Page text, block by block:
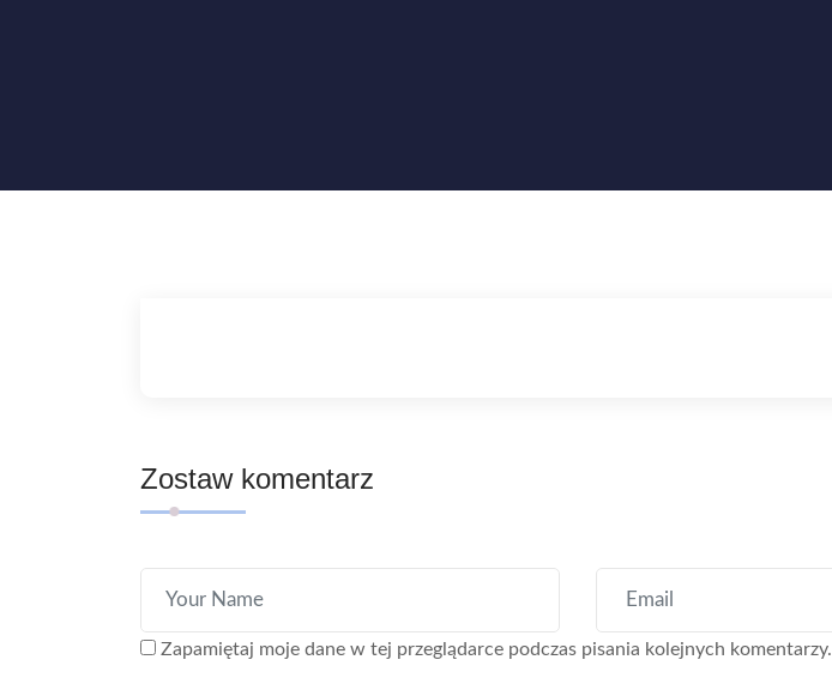
Zostaw komentarz
Zapamiętaj moje dane w tej przeglądarce podczas pisania kolejnych komentarzy.